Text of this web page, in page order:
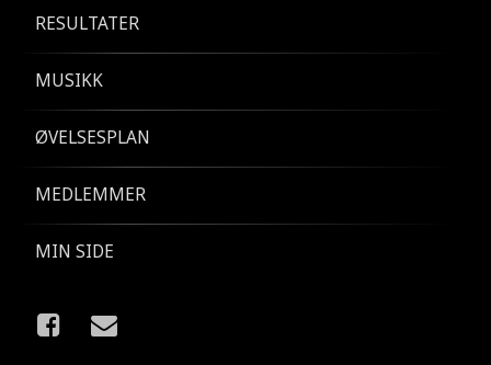
RESULTATER
MUSIKK
ØVELSESPLAN
MEDLEMMER
MIN SIDE
Facebook
E-post